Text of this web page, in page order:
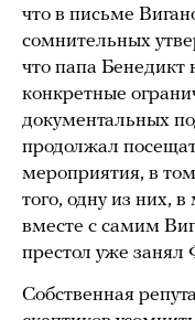
что в письме
сомнительных
что папа
конкретные
документальных
продолжал
мероприятия, в
того, одну из них,
вместе с самим
престол уже занял
Собственная